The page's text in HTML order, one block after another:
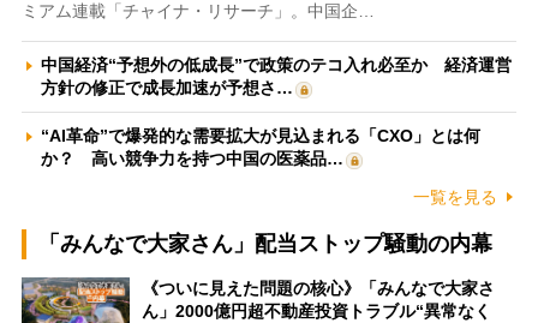
ミアム連載「チャイナ・リサーチ」。中国企…
中国経済“予想外の低成長”で政策のテコ入れ必至か 経済運営
方針の修正で成長加速が予想さ…
“AI革命”で爆発的な需要拡大が見込まれる「CXO」とは何
か？ 高い競争力を持つ中国の医薬品…
一覧を見る
「みんなで大家さん」配当ストップ騒動の内幕
《ついに見えた問題の核心》「みんなで大家さ
ん」2000億円超不動産投資トラブル“異常なく